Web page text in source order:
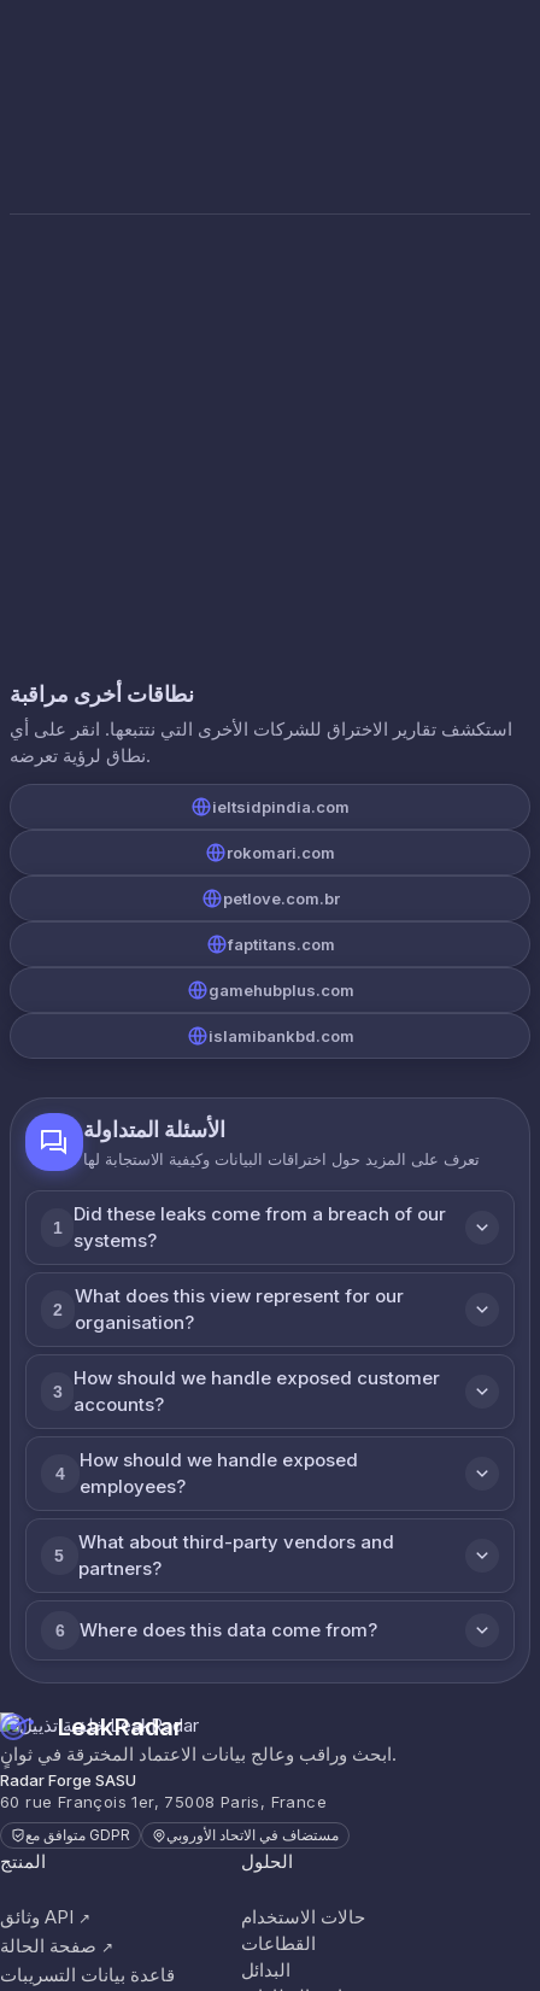
نطاقات أخرى مراقبة
استكشف تقارير الاختراق للشركات الأخرى التي نتتبعها. انقر على أي
نطاق لرؤية تعرضه.
ieltsidpindia.com
rokomari.com
petlove.com.br
faptitans.com
gamehubplus.com
islamibankbd.com
الأسئلة المتداولة
تعرف على المزيد حول اختراقات البيانات وكيفية الاستجابة لها
1
Did these leaks come from a breach of our
systems?
2
What does this view represent for our
organisation?
3
How should we handle exposed customer
accounts?
4
How should we handle exposed
employees?
5
What about third-party vendors and
partners?
6 Where does this data come from?
LeakRadar
ابحث وراقب وعالج بيانات الاعتماد المخترقة في ثوانٍ.
Radar Forge SASU
60 rue François 1er, 75008 Paris, France
متوافق مع GDPR مستضاف في الاتحاد الأوروبي
المنتج
وثائق API ↗
صفحة الحالة ↗
قاعدة بيانات التسريبات
الحلول
حالات الاستخدام
القطاعات
البدائل